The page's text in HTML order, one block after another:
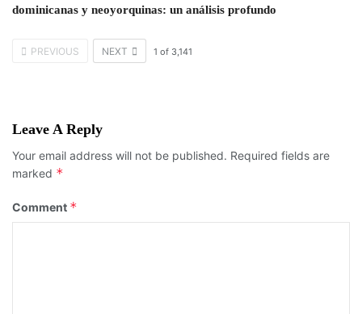
dominicanas y neoyorquinas: un análisis profundo
PREVIOUS NEXT 1 of 3,141
Leave A Reply
Your email address will not be published. Required fields are
marked *
Comment *